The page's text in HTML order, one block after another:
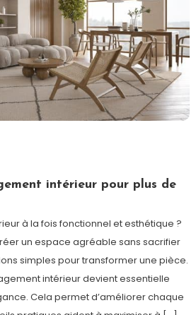
intérieur pour plus de
à la fois fonctionnel et esthétique ?
un espace agréable sans sacrifier
simples pour transformer une pièce.
intérieur devient essentielle
Cela permet d’améliorer chaque